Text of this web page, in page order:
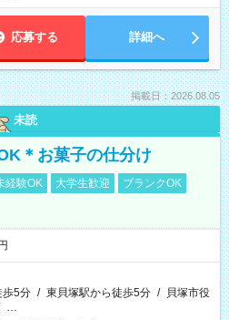
応募する 詳細へ
掲載日：2026.08.05
未読
＊お菓子の仕分け
経験OK 大学生歓迎
ブランクOK
歩5分 / 東貝塚駅から徒歩5分 / 貝塚市役
…